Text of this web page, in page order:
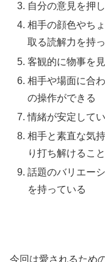
自分の意見を押
相手の顔色やち
取る読解力を持
客観的に物事を
相手や場面に合
の操作ができる
情緒が安定して
相手と素直な気
り打ち解けるこ
話題のバリエー
を持っている
今回は愛されるため